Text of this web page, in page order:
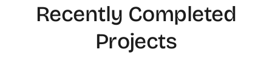
Recently Completed
Projects